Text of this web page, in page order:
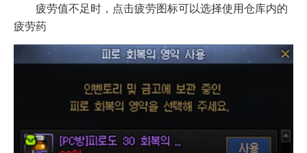
疲劳值不足时，点击疲劳图标可以选择使用仓库内的
疲劳药